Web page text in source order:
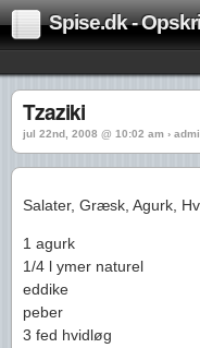
Spise.dk -
Tzaziki
jul 22nd, 2008 @ 10:02 am ›
Salater, Græsk, Agurk,
1 agurk
1/4 l ymer naturel
eddike
peber
3 fed hvidløg